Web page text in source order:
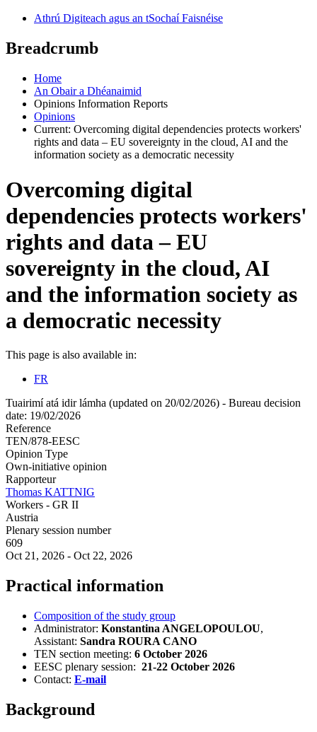
Athrú Digiteach agus an tSochaí Faisnéise
Breadcrumb
Home
An Obair a Dhéanaimid
Opinions Information Reports
Opinions
Current: Overcoming digital dependencies protects workers'
rights and data – EU sovereignty in the cloud, AI and the
information society as a democratic necessity
Overcoming digital
dependencies protects workers'
rights and data – EU
sovereignty in the cloud, AI
and the information society as
a democratic necessity
This page is also available in:
FR
Tuairimí atá idir lámha (updated on 20/02/2026) - Bureau decision
date: 19/02/2026
Reference
TEN/878-EESC
Opinion Type
Own-initiative opinion
Rapporteur
Thomas KATTNIG
Workers - GR II
Austria
Plenary session number
609
Oct 21, 2026 - Oct 22, 2026
Practical information
Composition of the study group
Administrator: Konstantina ANGELOPOULOU,
Assistant: Sandra ROURA CANO
TEN section meeting: 6 October 2026
EESC plenary session: 21-22 October 2026
Contact: E-mail
Background